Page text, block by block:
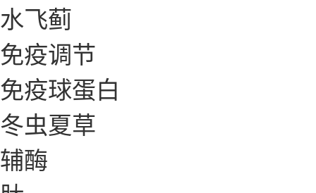
水飞蓟
免疫调节
免疫球蛋白
冬虫夏草
辅酶